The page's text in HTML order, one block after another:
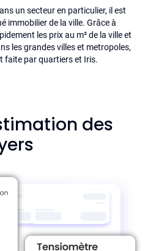
un secteur en particulier, il est
immobilier de la ville. Grâce à
les prix au m² de la ville et
les grandes villes et metropoles,
faite par quartiers et Iris.
des